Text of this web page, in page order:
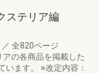
ステリア編
／ 全820ページ
アの各商品を掲載した
います。 ※改定内容：